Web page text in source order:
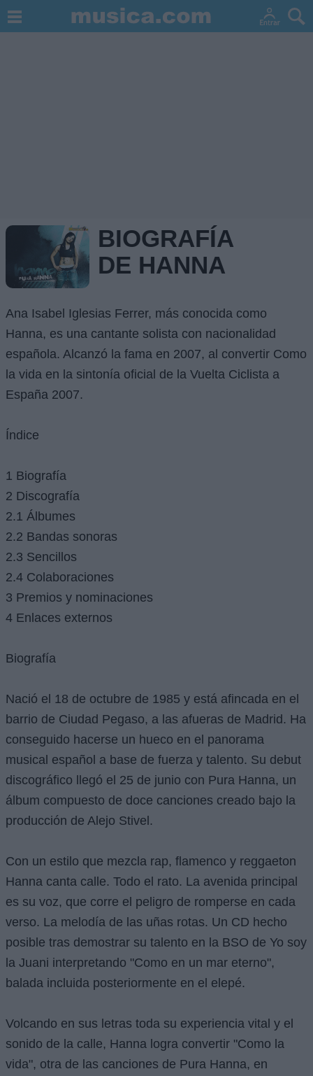
BIOGRAFÍA
DE HANNA
Ana Isabel Iglesias Ferrer, más conocida como
Hanna, es una cantante solista con nacionalidad
española. Alcanzó la fama en 2007, al convertir Como
la vida en la sintonía oficial de la Vuelta Ciclista a
España 2007.
Índice
1 Biografía
2 Discografía
2.1 Álbumes
2.2 Bandas sonoras
2.3 Sencillos
2.4 Colaboraciones
3 Premios y nominaciones
4 Enlaces externos
Biografía
Nació el 18 de octubre de 1985 y está afincada en el
barrio de Ciudad Pegaso, a las afueras de Madrid. Ha
conseguido hacerse un hueco en el panorama
musical español a base de fuerza y talento. Su debut
discográfico llegó el 25 de junio con Pura Hanna, un
álbum compuesto de doce canciones creado bajo la
producción de Alejo Stivel.
Con un estilo que mezcla rap, flamenco y reggaeton
Hanna canta calle. Todo el rato. La avenida principal
es su voz, que corre el peligro de romperse en cada
verso. La melodía de las uñas rotas. Un CD hecho
posible tras demostrar su talento en la BSO de Yo soy
la Juani interpretando "Como en un mar eterno",
balada incluida posteriormente en el elepé.
Volcando en sus letras toda su experiencia vital y el
sonido de la calle, Hanna logra convertir "Como la
vida", otra de las canciones de Pura Hanna, en